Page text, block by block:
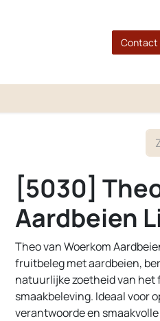
Contact
[5030]
Aardbeien
Theo van Woerkom
fruitbeleg met aardbeien,
natuurlijke zoetheid van het
smaakbeleving. Ideaal voor
verantwoorde en